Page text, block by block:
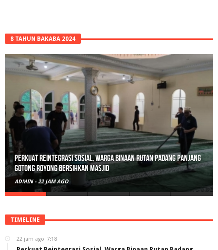
8 TAHUN BAKABA 2024
Polisi Sita 82 Paket Ganja Siap Edar di Tanah Datar
ADMIN - 2 HARI AGO
TIMELINE
22 jam ago 7:18